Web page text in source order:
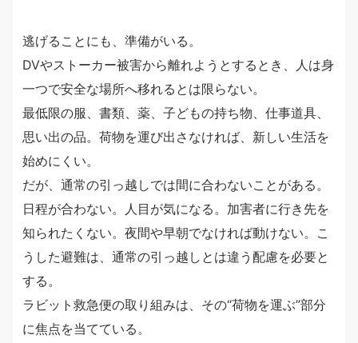
逃げることにも、準備がいる。
DVやストーカー被害から離れようとするとき、人は身
一つで安全な場所へ移れるとは限らない。
最低限の服、書類、薬、子どもの持ち物、仕事道具、
思い出の品。荷物を運び出さなければ、新しい生活を
始めにくい。
だが、通常の引っ越しでは間に合わないことがある。
日程が合わない。人目が気になる。加害者に行き先を
知られたくない。夜間や早朝でなければ動けない。こ
うした避難は、通常の引っ越しとは違う配慮を必要と
する。
ラビット救急便の取り組みは、その“荷物を運ぶ”部分
に焦点を当てている。